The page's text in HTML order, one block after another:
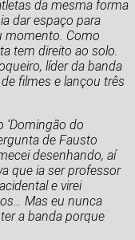
da mesma forma
dar espaço para
momento. Como
tem direito ao solo.
líder da banda
filmes e lançou três
‘Domingão do
de Fausto
desenhando, aí
que ia ser professor
e virei
Mas eu nunca
a banda porque